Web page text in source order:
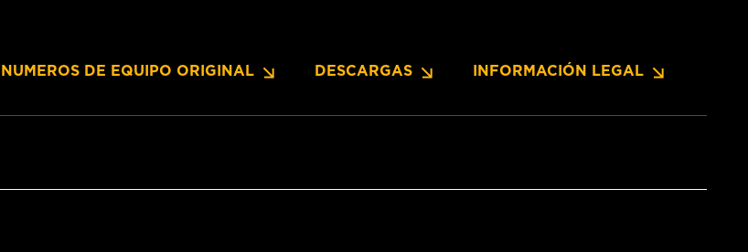
NUMEROS DE EQUIPO ORIGINAL DESCARGAS INFORMACIÓN LEGAL